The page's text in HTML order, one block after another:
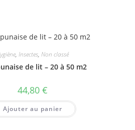
,Insectes,Non classé
de lit – 20 à 50 m2
44,80 €
Ajouter au panier